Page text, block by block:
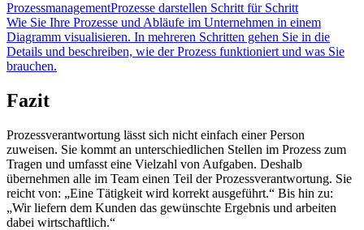
ProzessmanagementProzesse darstellen Schritt für Schritt
Wie Sie Ihre Prozesse und Abläufe im Unternehmen in einem
Diagramm visualisieren. In mehreren Schritten gehen Sie in die
Details und beschreiben, wie der Prozess funktioniert und was Sie
brauchen.
Fazit
Prozessverantwortung lässt sich nicht einfach einer Person
zuweisen. Sie kommt an unterschiedlichen Stellen im Prozess zum
Tragen und umfasst eine Vielzahl von Aufgaben. Deshalb
übernehmen alle im Team einen Teil der Prozessverantwortung. Sie
reicht von: „Eine Tätigkeit wird korrekt ausgeführt.“ Bis hin zu:
„Wir liefern dem Kunden das gewünschte Ergebnis und arbeiten
dabei wirtschaftlich.“